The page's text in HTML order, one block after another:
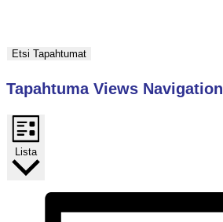
Etsi Tapahtumat
Tapahtuma Views Navigation
Lista